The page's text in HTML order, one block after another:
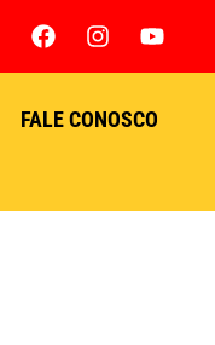
FALE CONOSCO